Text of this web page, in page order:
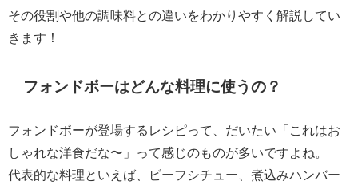
その役割や他の調味料との違いをわかりやすく解説してい
きます！
フォンドボーはどんな料理に使うの？
フォンドボーが登場するレシピって、だいたい「これはお
しゃれな洋食だな〜」って感じのものが多いですよね。
代表的な料理といえば、ビーフシチュー、煮込みハンバー